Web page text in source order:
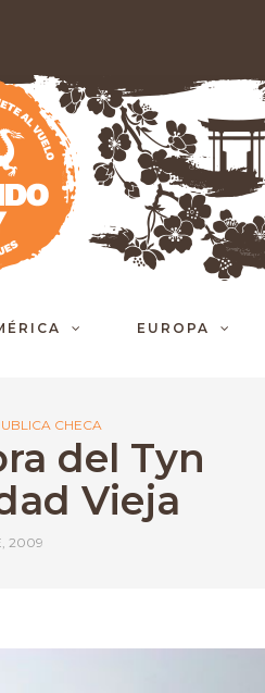
EUROPA
CHECA
del Tyn
Vieja
2009